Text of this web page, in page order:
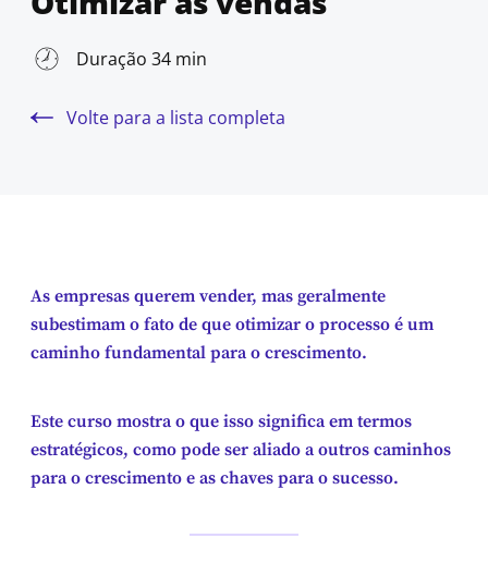
Duração 34 min
Volte para a lista completa
As empresas querem vender, mas geralmente
subestimam o fato de que otimizar o processo é um
caminho fundamental para o crescimento.
Este curso mostra o que isso significa em termos
estratégicos, como pode ser aliado a outros caminhos
para o crescimento e as chaves para o sucesso.